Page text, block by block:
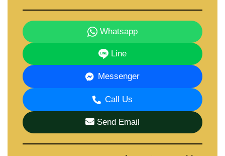
Whatsapp
Line
Messenger
Call Us
Send Email